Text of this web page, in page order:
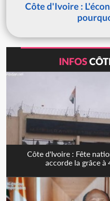
Côte d'Ivoire :
INFOS
Côte d'Ivoire : Fête
accorde la grâce à